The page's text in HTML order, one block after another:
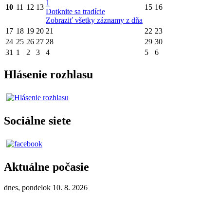
10 11 12 13
1
Dotknite sa tradície
Zobraziť všetky záznamy z dňa
15 16
17 18 19 20 21 22 23
24 25 26 27 28 29 30
31 1 2 3 4 5 6
Hlásenie rozhlasu
Sociálne siete
Aktuálne počasie
dnes, pondelok 10. 8. 2026